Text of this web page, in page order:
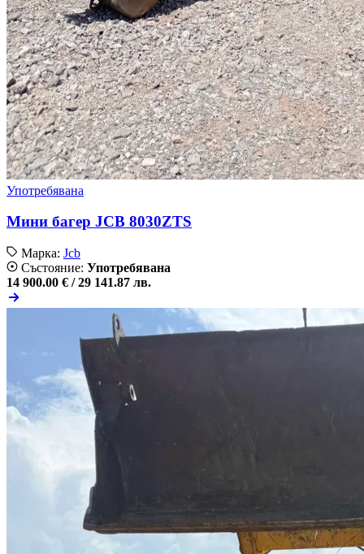
Употребявана
Мини багер JCB 8030ZTS
Марка: Jcb
Състояние: Употребявана
14 900.00 € / 29 141.87 лв.